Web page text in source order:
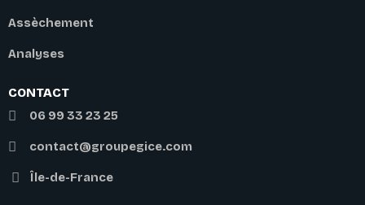
Assèchement
Analyses
CONTACT
06 99 33 23 25
contact@groupegice.com
Île-de-France